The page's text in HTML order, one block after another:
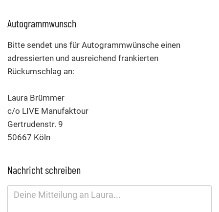
Autogrammwunsch
Bitte sendet uns für Autogrammwünsche einen
adressierten und ausreichend frankierten
Rückumschlag an:
Laura Brümmer
c/o LIVE Manufaktour
Gertrudenstr. 9
50667 Köln
Nachricht schreiben